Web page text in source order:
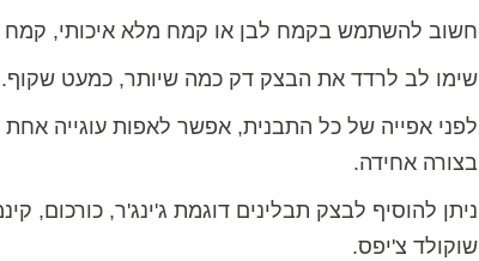
חשוב להשתמש בקמח לבן או קמח מלא איכותי, קמח
שימו לב לרדד את הבצק דק כמה שיותר, כמעט שקוף.
לפני אפייה של כל התבנית, אפשר לאפות עוגייה אחת
בצורה אחידה.
ניתן להוסיף לבצק תבלינים דוגמת ג'ינג'ר, כורכום,
שוקולד צ'יפס.